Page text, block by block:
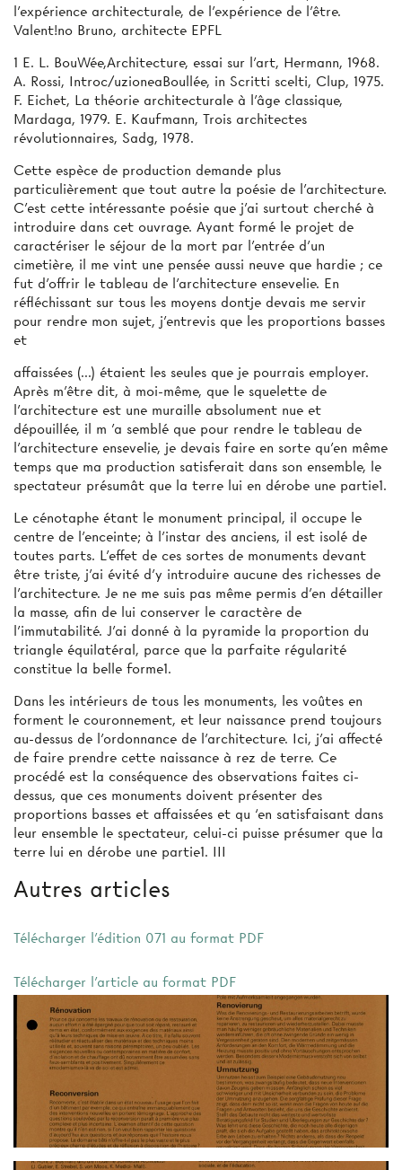
l'expérience architecturale, de l'expérience de l'être.
Valent!no Bruno, architecte EPFL
1 E. L. BouWée,Architecture, essai sur l'art, Hermann, 1968.
A. Rossi, Introc/uzioneaBoullée, in Scritti scelti, Clup, 1975.
F. Eichet, La théorie architecturale à l'âge classique,
Mardaga, 1979. E. Kaufmann, Trois architectes
révolutionnaires, Sadg, 1978.
Cette espèce de production demande plus
particulièrement que tout autre la poésie de l'architecture.
C'est cette intéressante poésie que j'ai surtout cherché à
introduire dans cet ouvrage. Ayant formé le projet de
caractériser le séjour de la mort par l'entrée d'un
cimetière, il me vint une pensée aussi neuve que hardie ; ce
fut d’offrir le tableau de l’architecture ensevelie. En
réfléchissant sur tous les moyens dontje devais me servir
pour rendre mon sujet, j’entrevis que les proportions basses
et
affaissées (...) étaient les seules que je pourrais employer.
Après m’être dit, à moi-même, que le squelette de
l’architecture est une muraille absolument nue et
dépouillée, il m ’a semblé que pour rendre le tableau de
l’architecture ensevelie, je devais faire en sorte qu’en même
temps que ma production satisferait dans son ensemble, le
spectateur présumât que la terre lui en dérobe une partie1.
Le cénotaphe étant le monument principal, il occupe le
centre de l’enceinte; à l’instar des anciens, il est isolé de
toutes parts. L'effet de ces sortes de monuments devant
être triste, j'ai évité d'y introduire aucune des richesses de
l’architecture. Je ne me suis pas même permis d’en détailler
la masse, afin de lui conserver le caractère de
l’immutabilité. J’ai donné à la pyramide la proportion du
triangle équilatéral, parce que la parfaite régularité
constitue la belle forme1.
Dans les intérieurs de tous les monuments, les voûtes en
forment le couronnement, et leur naissance prend toujours
au-dessus de l’ordonnance de l’architecture. Ici, j’ai affecté
de faire prendre cette naissance à rez de terre. Ce
procédé est la conséquence des observations faites ci-
dessus, que ces monuments doivent présenter des
proportions basses et affaissées et qu ‘en satisfaisant dans
leur ensemble le spectateur, celui-ci puisse présumer que la
terre lui en dérobe une partie1. III
Autres articles
Télécharger l'édition 071 au format PDF
Télécharger l'article au format PDF